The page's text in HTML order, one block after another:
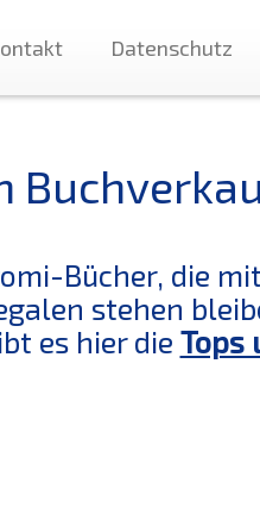
Datenschutz
Bücher, die
stehen
es hier die Tops